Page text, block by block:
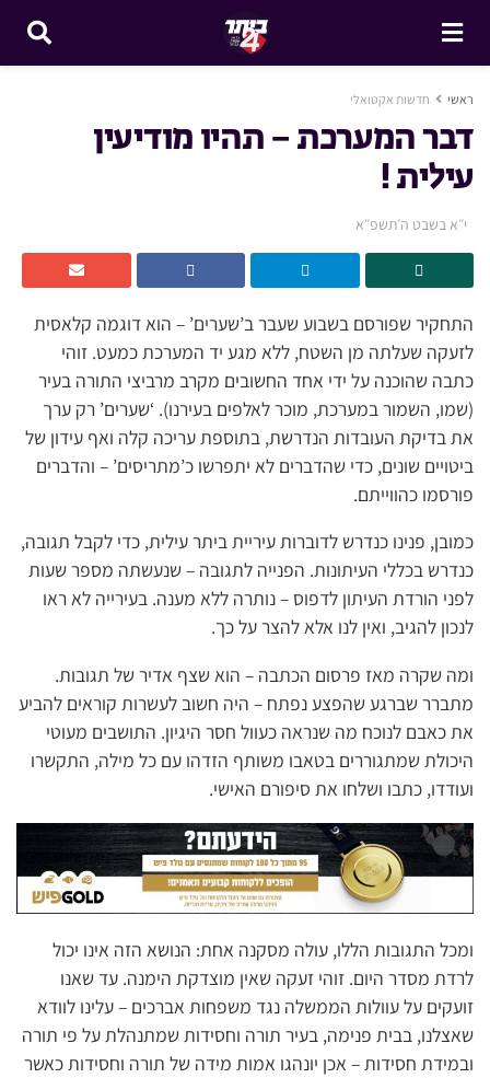
ראשי חדשות אקטואלי
דבר המערכת – תהיו מודיעין
עילית !
י״א בשבט ה׳תשפ״א
התחקיר שפורסם בשבוע שעבר ב’שערים’ – הוא דוגמה קלאסית
לזעקה שעלתה מן השטח, ללא מגע יד המערכת כמעט. זוהי
כתבה שהוכנה על ידי אחד החשובים מקרב מרביצי התורה בעיר
(שמו, השמור במערכת, מוכר לאלפים בעירנו). ‘שערים’ רק ערך
את בדיקת העובדות הנדרשת, בתוספת עריכה קלה ואף עידון של
ביטויים שונים, כדי שהדברים לא יתפרשו כ’מתריסים’ – והדברים
פורסמו כהווייתם.
כמובן, פנינו כנדרש לדוברות עיריית ביתר עילית, כדי לקבל תגובה,
כנדרש בכללי העיתונות. הפנייה לתגובה – שנעשתה מספר שעות
לפני הורדת העיתון לדפוס – נותרה ללא מענה. בעירייה לא ראו
לנכון להגיב, ואין לנו אלא להצר על כך.
ומה שקרה מאז פרסום הכתבה – הוא שצף אדיר של תגובות.
מתברר שברגע שהפצע נפתח – היה חשוב לעשרות קוראים להביע
את כאבם לנוכח מה שנראה כעוול חסר היגיון. התושבים מעוטי
היכולת שמתגוררים בטאבו משותף הזדהו עם כל מילה, התקשרו
ועודדו, כתבו ושלחו את סיפורם האישי.
ומכל התגובות הללו, עולה מסקנה אחת: הנושא הזה אינו יכול
לרדת מסדר היום. זוהי זעקה שאין מוצדקת הימנה. עד שאנו
זועקים על עוולות הממשלה נגד משפחות אברכים – עלינו לוודא
שאצלנו, בבית פנימה, בעיר תורה וחסידות שמתנהלת על פי תורה
ובמידת חסידות – אכן יונהגו אמות מידה של תורה וחסידות כאשר